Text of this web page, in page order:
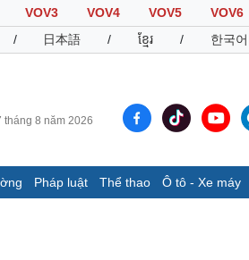
VOV3 VOV4 VOV5 VOV6
/ 日本語 / ខ្មែរ / 한국어
tháng 8 năm 2026
Pháp luật Thể thao Ô tô - Xe máy